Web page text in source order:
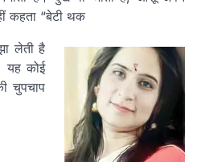
कहता “बेटी थक
लेती है
यह कोई
चुपचाप